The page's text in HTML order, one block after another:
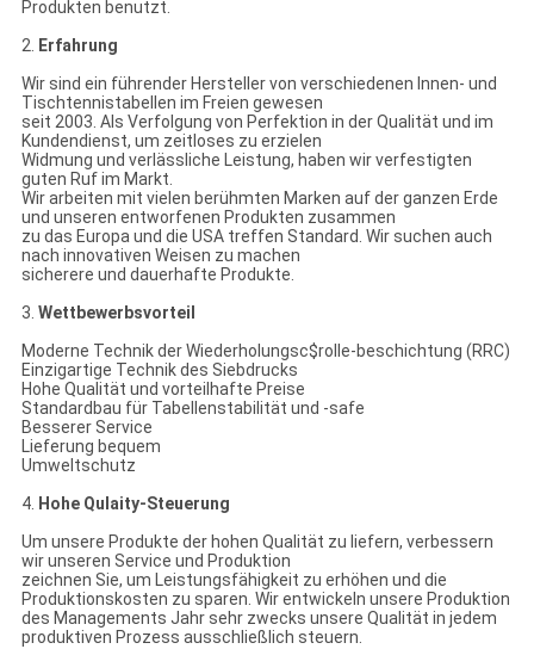
Produkten benutzt.
2. Erfahrung
Wir sind ein führender Hersteller von verschiedenen Innen- und
Tischtennistabellen im Freien gewesen
seit 2003. Als Verfolgung von Perfektion in der Qualität und im
Kundendienst, um zeitloses zu erzielen
Widmung und verlässliche Leistung, haben wir verfestigten
guten Ruf im Markt.
Wir arbeiten mit vielen berühmten Marken auf der ganzen Erde
und unseren entworfenen Produkten zusammen
zu das Europa und die USA treffen Standard. Wir suchen auch
nach innovativen Weisen zu machen
sicherere und dauerhafte Produkte.
3. Wettbewerbsvorteil
Moderne Technik der Wiederholungsc$rolle-beschichtung (RRC)
Einzigartige Technik des Siebdrucks
Hohe Qualität und vorteilhafte Preise
Standardbau für Tabellenstabilität und -safe
Besserer Service
Lieferung bequem
Umweltschutz
4. Hohe Qulaity-Steuerung
Um unsere Produkte der hohen Qualität zu liefern, verbessern
wir unseren Service und Produktion
zeichnen Sie, um Leistungsfähigkeit zu erhöhen und die
Produktionskosten zu sparen. Wir entwickeln unsere Produktion
des Managements Jahr sehr zwecks unsere Qualität in jedem
produktiven Prozess ausschließlich steuern.